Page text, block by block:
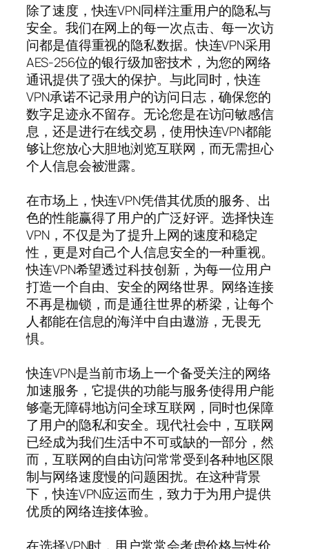
除了速度，快连VPN同样注重用户的隐私与
安全。我们在网上的每一次点击、每一次访
问都是值得重视的隐私数据。快连VPN采用
AES-256位的银行级加密技术，为您的网络
通讯提供了强大的保护。与此同时，快连
VPN承诺不记录用户的访问日志，确保您的
数字足迹永不留存。无论您是在访问敏感信
息，还是进行在线交易，使用快连VPN都能
够让您放心大胆地浏览互联网，而无需担心
个人信息会被泄露。
在市场上，快连VPN凭借其优质的服务、出
色的性能赢得了用户的广泛好评。选择快连
VPN，不仅是为了提升上网的速度和稳定
性，更是对自己个人信息安全的一种重视。
快连VPN希望透过科技创新，为每一位用户
打造一个自由、安全的网络世界。网络连接
不再是枷锁，而是通往世界的桥梁，让每个
人都能在信息的海洋中自由遨游，无畏无
惧。
快连VPN是当前市场上一个备受关注的网络
加速服务，它提供的功能与服务使得用户能
够毫无障碍地访问全球互联网，同时也保障
了用户的隐私和安全。现代社会中，互联网
已经成为我们生活中不可或缺的一部分，然
而，互联网的自由访问常常受到各种地区限
制与网络速度慢的问题困扰。在这种背景
下，快连VPN应运而生，致力于为用户提供
优质的网络连接体验。